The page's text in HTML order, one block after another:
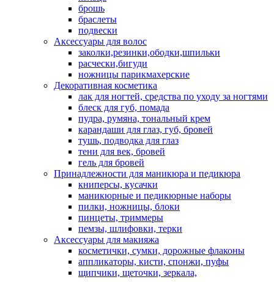
брошь
браслеты
подвески
Аксессуары для волос
заколки,резинки,ободки,шпильки
расчески,бигуди
ножницы парикмахерские
Декоративная косметика
лак для ногтей, средства по уходу за ногтями
блеск для губ, помада
пудра, румяна, тональный крем
карандаши для глаз, губ, бровей
тушь, подводка для глаз
тени для век, бровей
гель для бровей
Принадлежности для маникюра и педикюра
книперсы, кусачки
маникюрные и педикюрные наборы
пилки, ножницы, блоки
пинцеты, триммеры
пемзы, шлифовки, терки
Аксессуары для макияжа
косметички, сумки, дорожные флаконы
аппликаторы, кисти, спонжи, пуфы
щипчики, щеточки, зеркала,